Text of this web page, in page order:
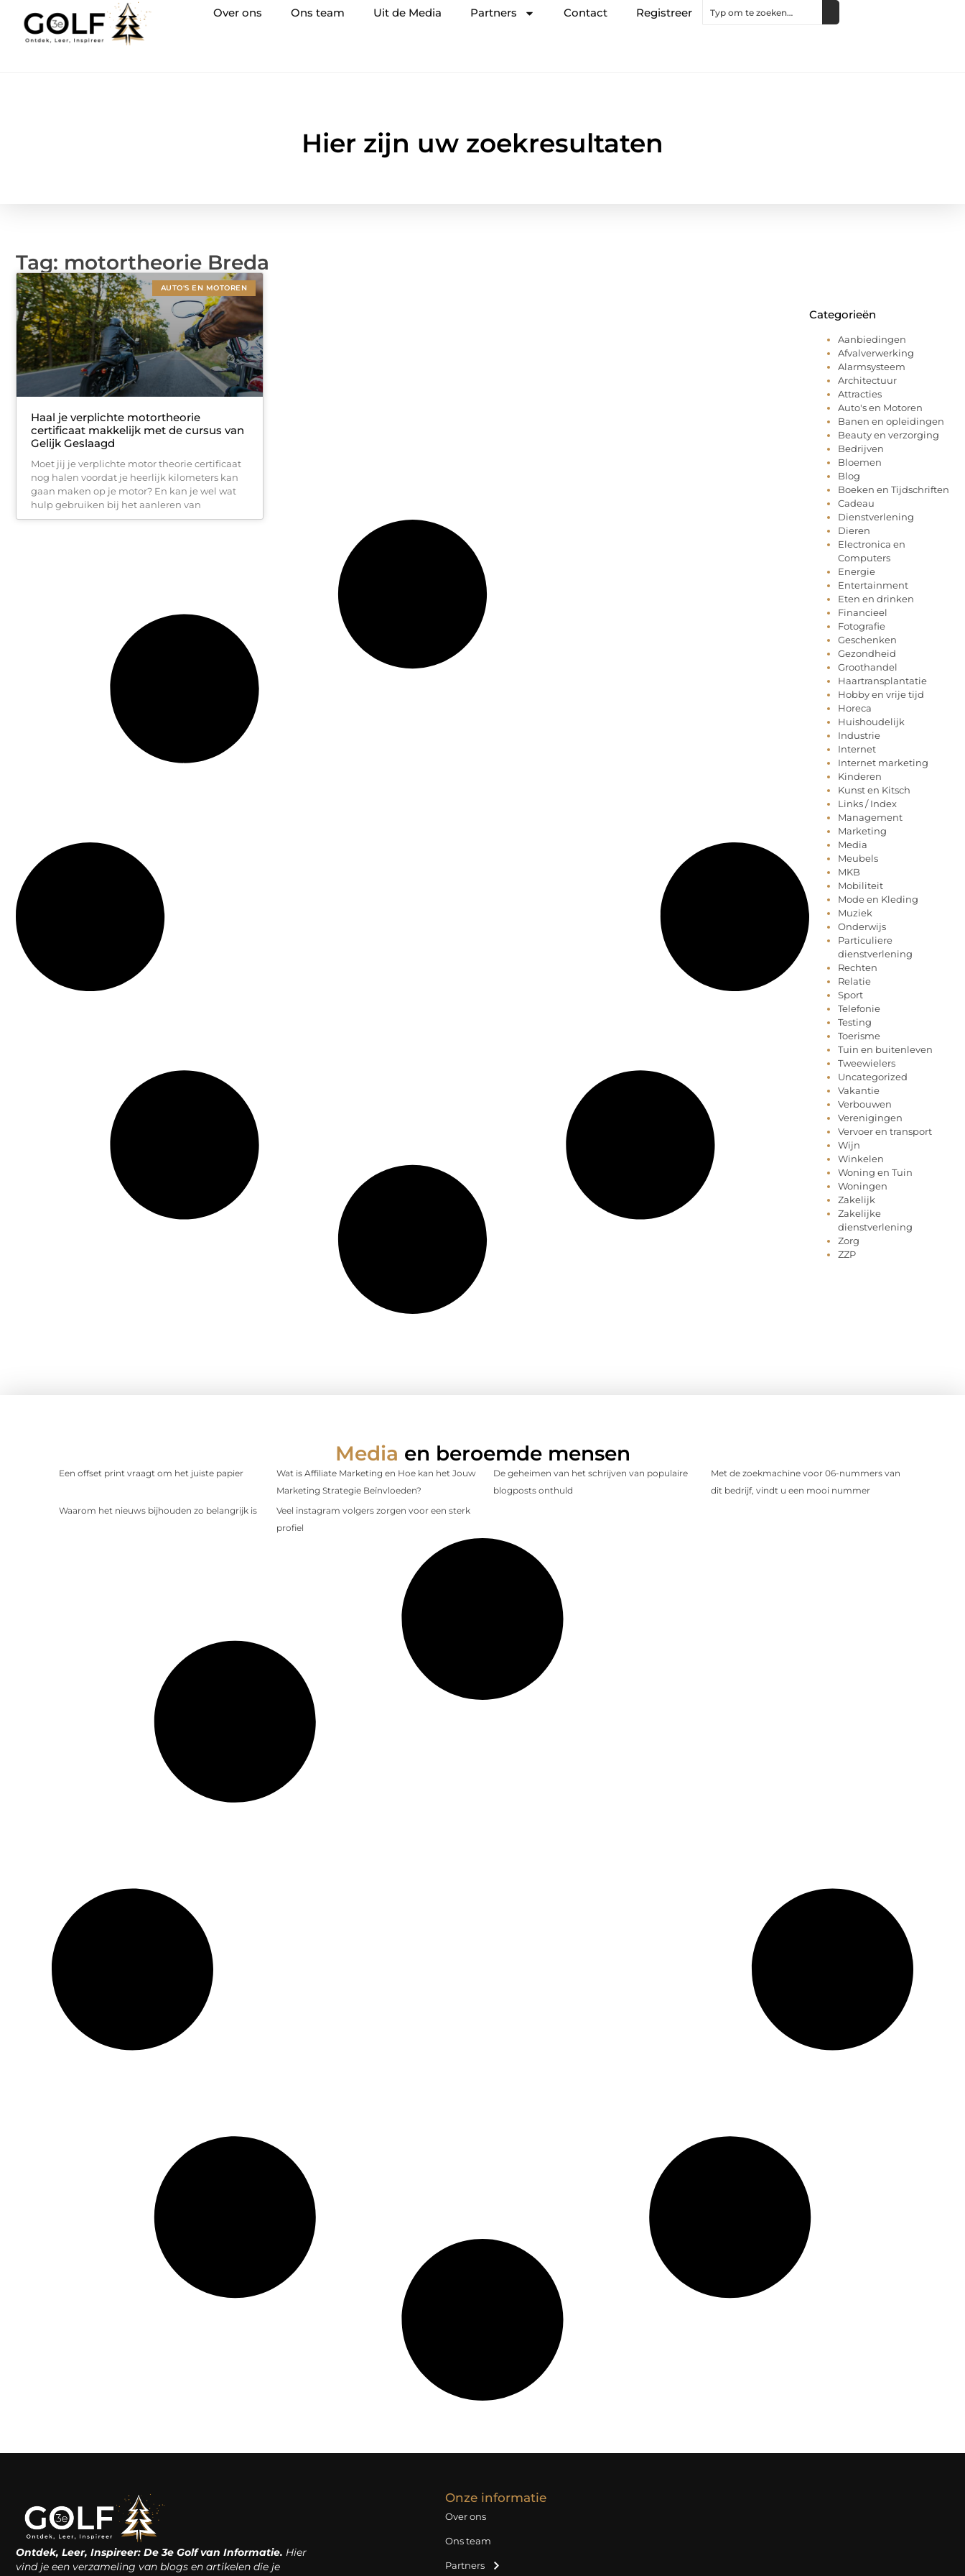
Over ons Ons team Uit de Media Partners Contact Registreer
Hier zijn uw zoekresultaten
Tag: motortheorie Breda
AUTO'S EN MOTOREN
Haal je verplichte motortheorie
certificaat makkelijk met de cursus van
Gelijk Geslaagd
Moet jij je verplichte motor theorie certificaat
nog halen voordat je heerlijk kilometers kan
gaan maken op je motor? En kan je wel wat
hulp gebruiken bij het aanleren van
Categorieën
Aanbiedingen
Afvalverwerking
Alarmsysteem
Architectuur
Attracties
Auto's en Motoren
Banen en opleidingen
Beauty en verzorging
Bedrijven
Bloemen
Blog
Boeken en Tijdschriften
Cadeau
Dienstverlening
Dieren
Electronica en
Computers
Energie
Entertainment
Eten en drinken
Financieel
Fotografie
Geschenken
Gezondheid
Groothandel
Haartransplantatie
Hobby en vrije tijd
Horeca
Huishoudelijk
Industrie
Internet
Internet marketing
Kinderen
Kunst en Kitsch
Links / Index
Management
Marketing
Media
Meubels
MKB
Mobiliteit
Mode en Kleding
Muziek
Onderwijs
Particuliere
dienstverlening
Rechten
Relatie
Sport
Telefonie
Testing
Toerisme
Tuin en buitenleven
Tweewielers
Uncategorized
Vakantie
Verbouwen
Verenigingen
Vervoer en transport
Wijn
Winkelen
Woning en Tuin
Woningen
Zakelijk
Zakelijke
dienstverlening
Zorg
ZZP
Media en beroemde mensen
Een offset print vraagt om het juiste papier
Wat is Affiliate Marketing en Hoe kan het Jouw
Marketing Strategie Beïnvloeden?
De geheimen van het schrijven van populaire
blogposts onthuld
Met de zoekmachine voor 06-nummers van
dit bedrijf, vindt u een mooi nummer
Waarom het nieuws bijhouden zo belangrijk is
Veel instagram volgers zorgen voor een sterk
profiel
Ontdek, Leer, Inspireer: De 3e Golf van Informatie. Hier
vind je een verzameling van blogs en artikelen die je
Onze informatie
Over ons
Ons team
Partners